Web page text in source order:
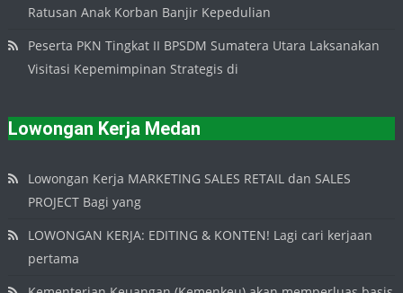
Ratusan Anak Korban Banjir Kepedulian
Peserta PKN Tingkat II BPSDM Sumatera Utara Laksanakan
Visitasi Kepemimpinan Strategis di
Lowongan Kerja Medan
Lowongan Kerja MARKETING SALES RETAIL dan SALES
PROJECT Bagi yang
LOWONGAN KERJA: EDITING & KONTEN! Lagi cari kerjaan
pertama